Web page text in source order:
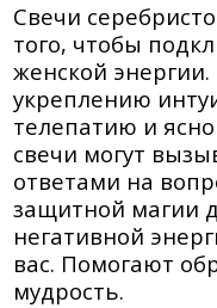
Свечи
того, чтобы
женской
укреплению
телепатию и
свечи могут
ответами на
защитной магии
негативной
вас. Помогают
мудрость.